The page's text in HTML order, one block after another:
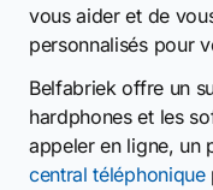
vous aider et de
personnalisés pour
Belfabriek offre un
hardphones et les
appeler en ligne, un
central téléphonique